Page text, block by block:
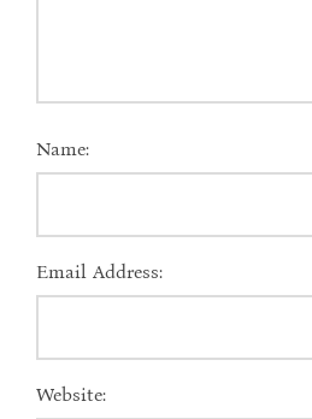
Name:
Email Address:
Website: